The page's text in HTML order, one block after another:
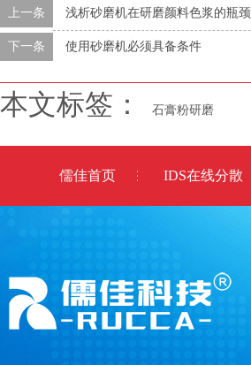
上一条 浅析砂磨机在研磨颜料色浆的瓶颈
下一条 使用砂磨机必须具备条件
本文标签： 石膏粉研磨
儒佳首页 IDS在线分散